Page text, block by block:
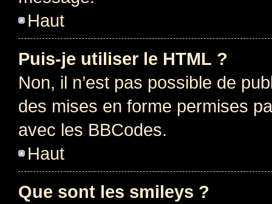
Haut
Puis-je utiliser le HTML ?
Non, il n’est pas possible de
des mises en forme permises
avec les BBCodes.
Haut
Que sont les smileys ?